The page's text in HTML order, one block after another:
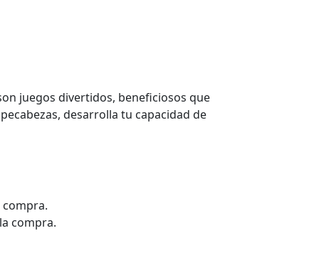
juegos divertidos, beneficiosos que
desarrolla tu capacidad de
compra.